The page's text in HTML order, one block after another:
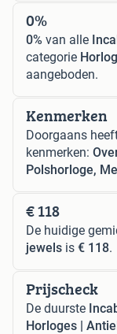
0%
0% van alle
categorie
aangeboden.
Kenmerken
Doorgaans
kenmerken:
Polshorloge,
€ 118
De huidige
jewels is € 118.
Prijscheck
De duurste
Horloges |